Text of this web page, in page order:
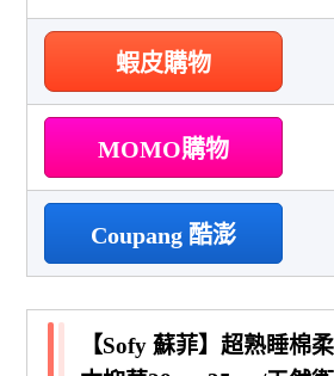
蝦皮購物
MOMO購物
Coupang 酷澎
【Sofy 蘇菲】超熟睡棉